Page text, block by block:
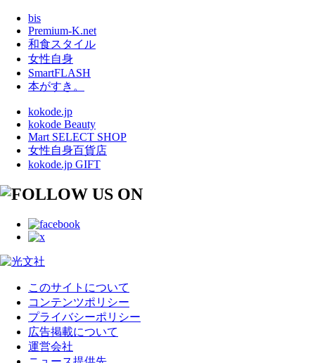
bis
Premium-K.net
和食スタイル
女性自身
SmartFLASH
本がすき。
kokode.jp
kokode Beauty
Mart SELECT SHOP
女性自身百貨店
kokode.jp GIFT
このサイトについて
コンテンツポリシー
プライバシーポリシー
広告掲載について
運営会社